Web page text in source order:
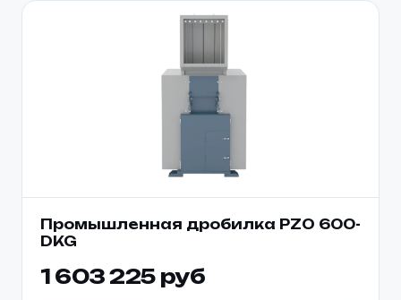
Промышленная дробилка PZO 600-
DKG
1 603 225 руб